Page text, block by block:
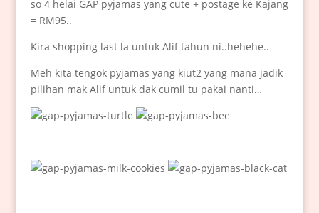
so 4 helai GAP pyjamas yang cute + postage ke Kajang
= RM95..
Kira shopping last la untuk Alif tahun ni..hehehe..
Meh kita tengok pyjamas yang kiut2 yang mana jadik
pilihan mak Alif untuk dak cumil tu pakai nanti…